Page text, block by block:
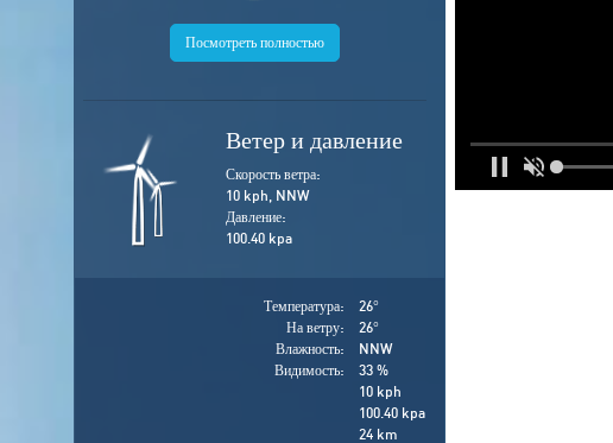
Посмотреть полностью
Ветер и давление
Скорость ветра:
10 kph, NNW
Давление:
100.40 kpa
Температура:
На ветру:
Влажность:
Видимость:
26°
26°
NNW
33 %
10 kph
100.40 kpa
24 km